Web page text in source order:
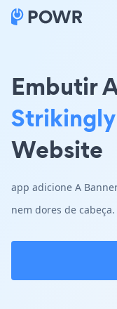
Embutir
Strikingly
Website
app adicione A
nem dores de cabeça.